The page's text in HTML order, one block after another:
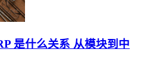
是什么关系 从模块到中